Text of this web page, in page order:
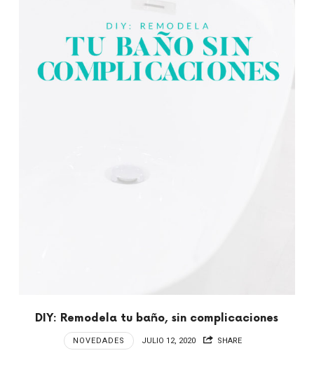
DIY: Remodela tu baño, sin complicaciones
NOVEDADES JULIO 12, 2020 SHARE